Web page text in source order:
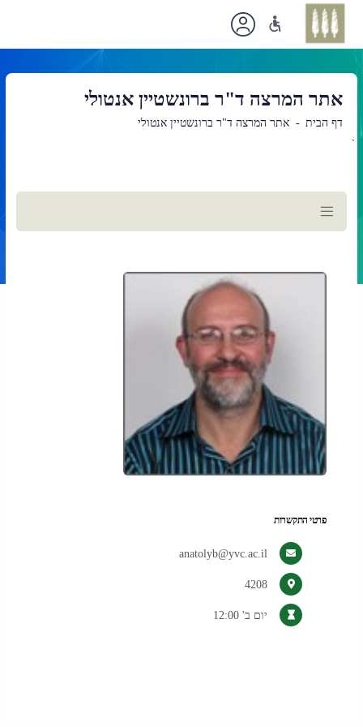
אתר המרצה ד"ר ברונשטיין אנטולי
דף הבית אתר המרצה ד"ר ברונשטיין אנטולי
`
תוכן
ראשי
פרטי התקשרות
anatolyb@yvc.ac.il
4208
יום ב' 12:00